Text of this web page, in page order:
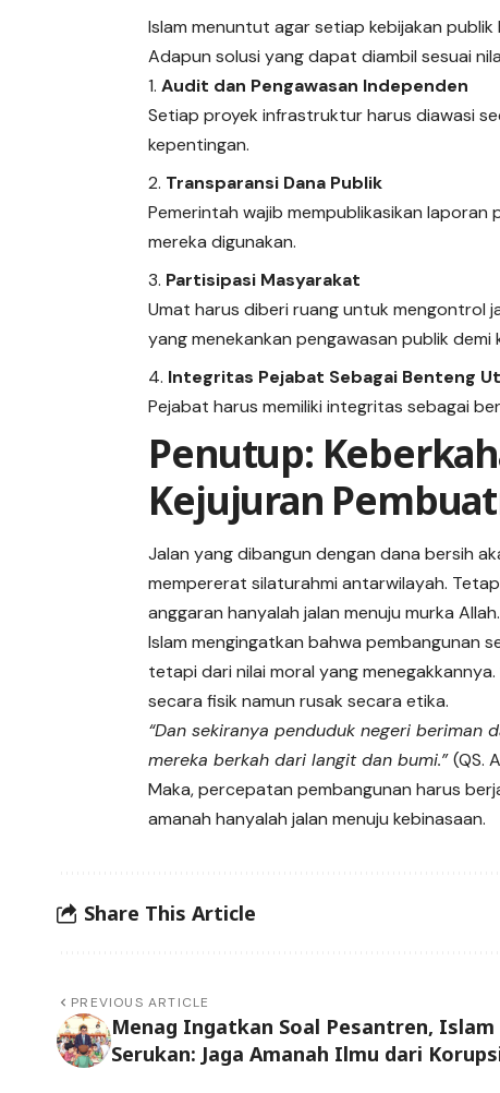
Islam menuntut agar setiap kebijakan
Adapun solusi yang dapat diambil sesuai
Audit dan Pengawasan Independen
Setiap proyek infrastruktur harus diawasi
kepentingan.
Transparansi Dana Publik
Pemerintah wajib mempublikasikan
mereka digunakan.
Partisipasi Masyarakat
Umat harus diberi ruang untuk mengontrol
yang menekankan pengawasan publik demi
Integritas Pejabat Sebagai Benteng
Pejabat harus memiliki integritas sebagai
Penutup:
Kejujuran
Jalan yang dibangun dengan dana bersih
mempererat silaturahmi antarwilayah.
anggaran hanyalah jalan menuju murka Allah.
Islam mengingatkan bahwa pembangunan
tetapi dari nilai moral yang
secara fisik namun rusak secara etika.
“Dan sekiranya penduduk negeri beriman
mereka berkah dari langit dan bumi.”(QS.
Maka, percepatan pembangunan harus
amanah hanyalah jalan menuju kebinasaan.
Share This Article
PREVIOUS ARTICLE
Menag Ingatkan Soal Pesantren, Islam
Serukan: Jaga Amanah Ilmu dari